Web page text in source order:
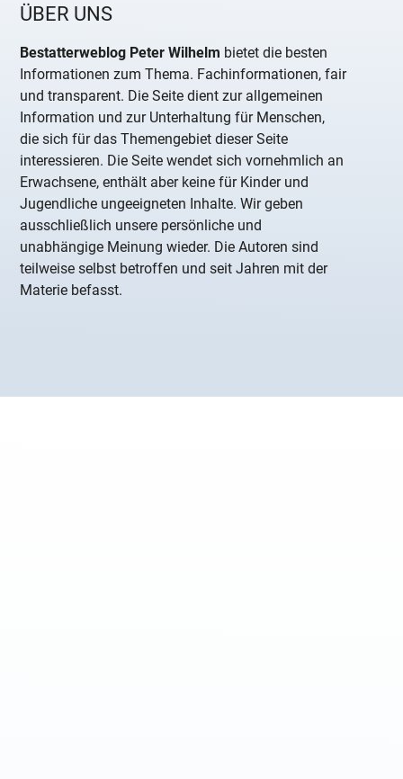
ÜBER UNS
Bestatterweblog Peter Wilhelm bietet die besten
Informationen zum Thema. Fachinformationen, fair
und transparent. Die Seite dient zur allgemeinen
Information und zur Unterhaltung für Menschen,
die sich für das Themengebiet dieser Seite
interessieren. Die Seite wendet sich vornehmlich an
Erwachsene, enthält aber keine für Kinder und
Jugendliche ungeeigneten Inhalte. Wir geben
ausschließlich unsere persönliche und
unabhängige Meinung wieder. Die Autoren sind
teilweise selbst betroffen und seit Jahren mit der
Materie befasst.